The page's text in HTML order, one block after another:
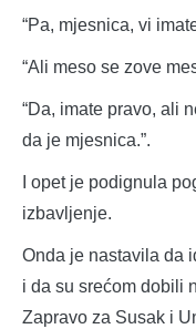
“Pa, mjesnica, vi
“Ali meso se zove
“Da, imate pravo, ali
da je mjesnica.”.
I opet je podignula
izbavljenje.
Onda je nastavila da
i da su srećom dobili
Zapravo za Susak i